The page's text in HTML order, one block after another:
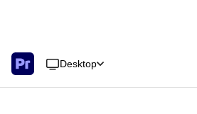
Desktop